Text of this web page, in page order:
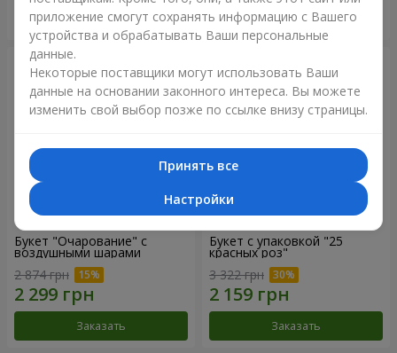
Заказать Заказать
Букет "Очарование" с
воздушными шарами
2 874 грн
Заказать
Букет с упаковкой "25
красных роз"
3 322 грн
Заказать
приложение смогут сохранять информацию с Вашего
устройства и обрабатывать Ваши персональные
данные.
Некоторые поставщики могут использовать Ваши
данные на основании законного интереса. Вы можете
изменить свой выбор позже по ссылке внизу страницы.
Принять все
Настройки